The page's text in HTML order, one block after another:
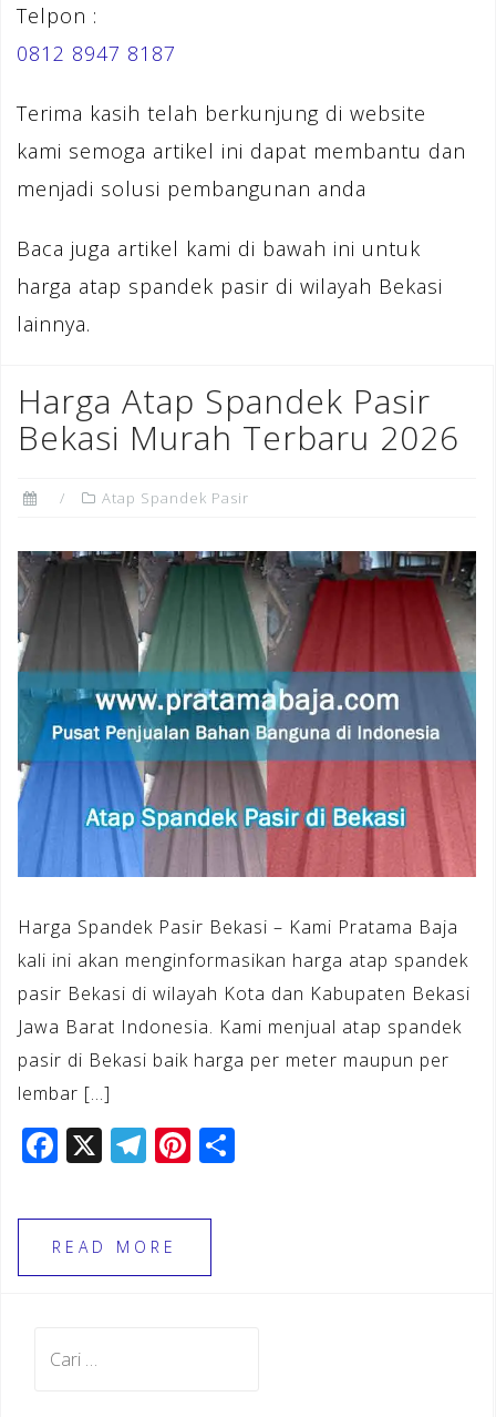
Telpon :
0812 8947 8187
Terima kasih telah berkunjung di website
kami semoga artikel ini dapat membantu dan
menjadi solusi pembangunan anda
Baca juga artikel kami di bawah ini untuk
harga atap spandek pasir di wilayah Bekasi
lainnya.
Harga Atap Spandek Pasir
Bekasi Murah Terbaru 2026
Atap Spandek Pasir
Harga Spandek Pasir Bekasi – Kami Pratama Baja
kali ini akan menginformasikan harga atap spandek
pasir Bekasi di wilayah Kota dan Kabupaten Bekasi
Jawa Barat Indonesia. Kami menjual atap spandek
pasir di Bekasi baik harga per meter maupun per
lembar […]
F
c
e
b
o
X T
e
gr
a
Pi
te
e
READ MORE